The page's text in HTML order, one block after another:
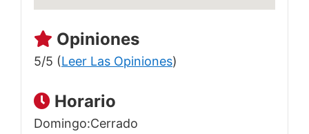
Opiniones
5/5 (Leer Las Opiniones)
Horario
Domingo:Cerrado